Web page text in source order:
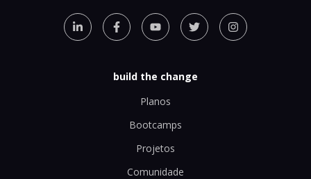
build the change
Planos
Bootcamps
Projetos
Comunidade